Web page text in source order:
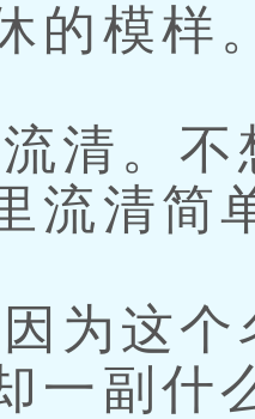
的模样
清。不
流清简
为这个
一副什